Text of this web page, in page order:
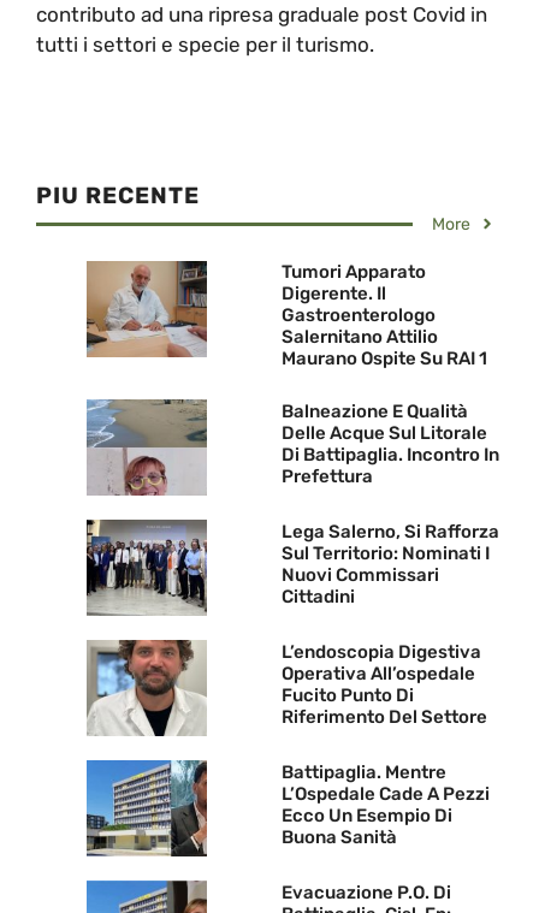
contributo ad una ripresa graduale post Covid in
tutti i settori e specie per il turismo.
PIU RECENTE
More
Tumori Apparato
Digerente. Il
Gastroenterologo
Salernitano Attilio
Maurano Ospite Su RAI 1
Balneazione E Qualità
Delle Acque Sul Litorale
Di Battipaglia. Incontro In
Prefettura
Lega Salerno, Si Rafforza
Sul Territorio: Nominati I
Nuovi Commissari
Cittadini
L’endoscopia Digestiva
Operativa All’ospedale
Fucito Punto Di
Riferimento Del Settore
Battipaglia. Mentre
L’Ospedale Cade A Pezzi
Ecco Un Esempio Di
Buona Sanità
Evacuazione P.O. Di